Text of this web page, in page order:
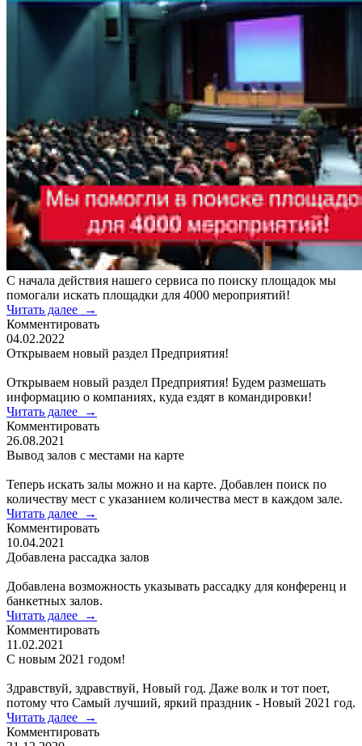
С начала действия нашего сервиса по поиску площадок мы
помогали искать площадки для 4000 мероприятий!
Читать далее →
Комментировать
04.02.2022
Открываем новый раздел Предприятия!
Открываем новый раздел Предприятия! Будем размешать
информацию о компаниях, куда ездят в командировки!
Читать далее →
Комментировать
26.08.2021
Вывод залов с местами на карте
Теперь искать залы можно и на карте. Добавлен поиск по
количеству мест с указанием количества мест в каждом зале.
Читать далее →
Комментировать
10.04.2021
Добавлена рассадка залов
Добавлена возможность указывать рассадку для конференц и
банкетных залов.
Читать далее →
Комментировать
11.02.2021
С новым 2021 годом!
Здравствуй, здравствуй, Новый год. Даже волк и тот поет,
потому что Самый лучший, яркий праздник - Новый 2021 год.
Читать далее →
Комментировать